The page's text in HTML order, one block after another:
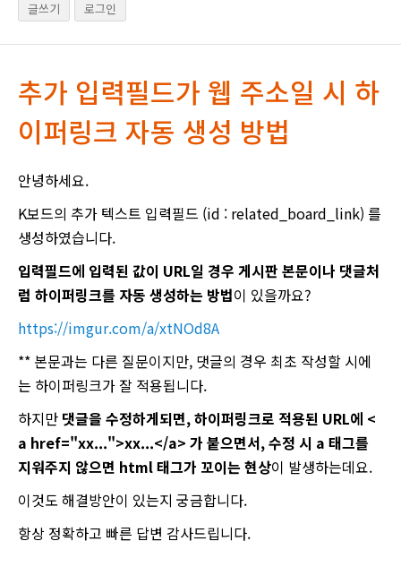
글쓰기
로그인
추가 입력필드가 웹 주소일 시 하
이퍼링크 자동 생성 방법
안녕하세요.
K보드의 추가 텍스트 입력필드 (id : related_board_link) 를
생성하였습니다.
입력필드에 입력된 값이 URL일 경우 게시판 본문이나 댓글처
럼 하이퍼링크를 자동 생성하는 방법이 있을까요?
https://imgur.com/a/xtNOd8A
** 본문과는 다른 질문이지만, 댓글의 경우 최초 작성할 시에
는 하이퍼링크가 잘 적용됩니다.
하지만 댓글을 수정하게되면, 하이퍼링크로 적용된 URL에 <
a href="xx...">xx...</a> 가 붙으면서, 수정 시 a 태그를
지워주지 않으면 html 태그가 꼬이는 현상이 발생하는데요.
이것도 해결방안이 있는지 궁금합니다.
항상 정확하고 빠른 답변 감사드립니다.